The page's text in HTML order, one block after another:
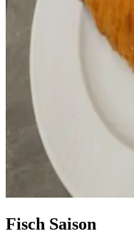
Fisch Saison